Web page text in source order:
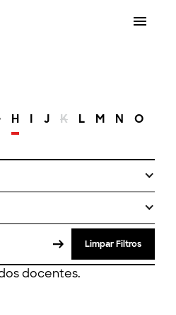
H I J K L M N O
Limpar Filtros
docentes.